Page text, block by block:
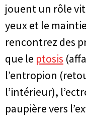
jouent un rôle
yeux et le
rencontrez des
que le ptosis
l’entropion
l’intérieur),
paupière vers